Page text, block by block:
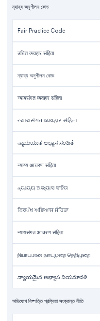
ন্যায্য অনুশীলন কোড
Fair Practice Code
उचित व्यवहार संहिता
ন্যায্য অনুশীলন কোড
न्यायसंगत व्यवहार संहिता
ન્યાયસંગત વ્યવહાર સંહિતા
ನ್ಯಾಯಯುತ ಅಭ್ಯಾಸ ಸಂಹಿತೆ
न्याय्य आचरण संहिता
ନ୍ୟାୟ୍ୟ ଅଭ୍ୟାସ ସଂହିତା
ਨਿਰਪੱਖ ਅਭਿਆਸ ਸੰਹਿਤਾ
न्यायसंगत आचरण संहिता
நியாயமான நடைமுறை நெறிமுறை
న్యాయమైన అభ్యాస నియమావళి
অভিযোগ নিষ্পত্তি প্রক্রিয়া সংক্রান্ত নীতি